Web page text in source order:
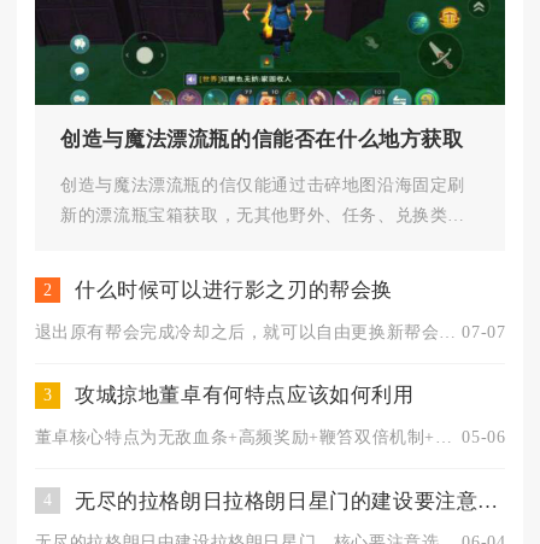
创造与魔法漂流瓶的信能否在什么地方获取
创造与魔法漂流瓶的信仅能通过击碎地图沿海固定刷
新的漂流瓶宝箱获取，无其他野外、任务、兑换类产
2 什么时候可以进行影之刃的帮会换
07-07
3 攻城掠地董卓有何特点应该如何利用
05-06
4 无尽的拉格朗日拉格朗日星门的建设要注意哪些问题